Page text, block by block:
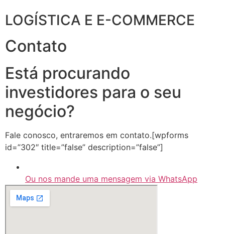
LOGÍSTICA E E-COMMERCE
Contato
Está procurando
investidores para o seu
negócio?
Fale conosco, entraremos em contato.[wpforms
id=”302″ title=”false” description=”false”]
Ou nos mande uma mensagem via WhatsApp